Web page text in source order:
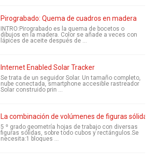
Pirograbado: Quema de cuadros en madera
INTRO:Pirograbado es la quema de bocetos o
dibujos en la madera. Color se añade a veces con
lápices de aceite después de ...
Internet Enabled Solar Tracker
Se trata de un seguidor Solar. Un tamaño completo,
nube conectada, smartphone accesible rastreador
Solar construido prin ...
La combinación de volúmenes de figuras sólidas
5 º grado geometría hojas de trabajo con diversas
figuras sólidas, sobre todo cubos y rectángulos.Se
necesita:1 bloques ...